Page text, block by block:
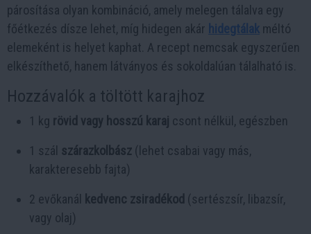
párosítása olyan kombináció, amely melegen tálalva egy
főétkezés dísze lehet, míg hidegen akár hidegtálak méltó
elemeként is helyet kaphat. A recept nemcsak egyszerűen
elkészíthető, hanem látványos és sokoldalúan tálalható is.
Hozzávalók a töltött karajhoz
1 kg rövid vagy hosszú karaj csont nélkül, egészben
1 szál szárazkolbász (lehet csabai vagy más,
karakteresebb fajta)
2 evőkanál kedvenc zsiradékod (sertészsír, libazsír,
vagy olaj)